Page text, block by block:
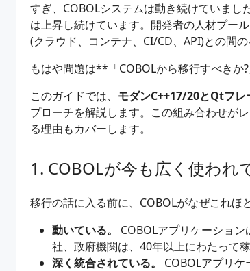
すぎ、COBOLシステムは動き続けていま
は上昇し続けています。開発者の人材プー
(クラウド、コンテナ、CI/CD、API)との間
もはや問題は**「COBOLから移行すべきか?
このガイドでは、 モダンC++17/20とQtフレ
プローチを解説します。この組み合わせが
る理由もカバーします。
COBOLが今も広く使われ
移行の話に入る前に、COBOLがなぜこれほ
動いている。
COBOLアプリケーショ
社、政府機関は、40年以上にわたって
深く統合されている。
COBOLアプリケ